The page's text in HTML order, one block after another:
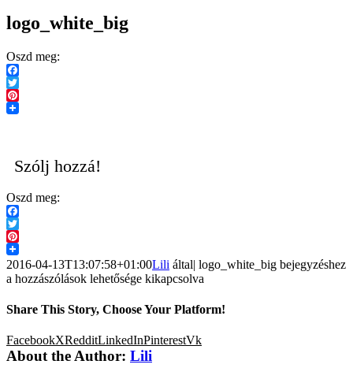
logo_white_big
Oszd meg:
Facebook
Twitter
Pinterest
Szólj hozzá!
Oszd meg:
Facebook
Twitter
Pinterest
2016-04-13T13:07:58+01:00Lili által| logo_white_big bejegyzéshez
a hozzászólások lehetősége kikapcsolva
Share This Story, Choose Your Platform!
FacebookXRedditLinkedInPinterestVk
About the Author: Lili